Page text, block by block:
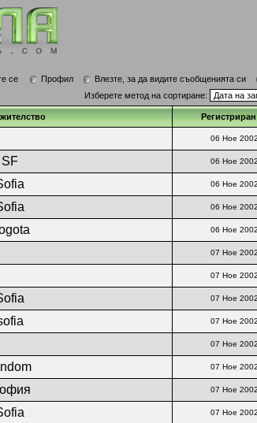
се Профил Влезте, за да видите съобщенията си
Изберете метод на сортиране:
06 Ное 2002
SF 06 Ное 2002
06 Ное 2002
06 Ное 2002
06 Ное 2002
07 Ное 2002
07 Ное 2002
07 Ное 2002
07 Ное 2002
07 Ное 2002
07 Ное 2002
07 Ное 2002
07 Ное 2002